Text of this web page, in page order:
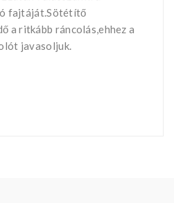
fajtáját.Sötétítő
a ritkább ráncolás,ehhez a
javasoljuk.